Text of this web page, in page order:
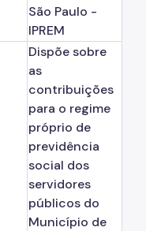
São Paulo -
IPREM
Dispõe sobre
as
contribuições
para o regime
próprio de
previdência
social dos
servidores
públicos do
Município de